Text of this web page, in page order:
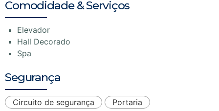
Comodidade & Serviços
Elevador
Hall Decorado
Spa
Segurança
Circuito de segurança Portaria